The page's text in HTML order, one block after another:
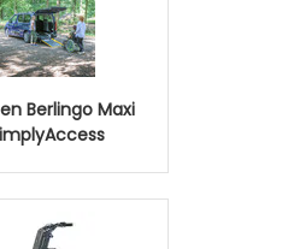
Berlingo Maxi